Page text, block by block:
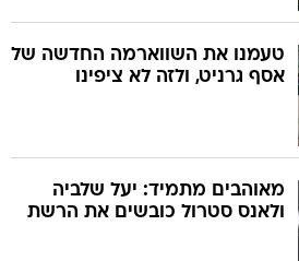
טעמנו את השווארמה החדשה של
אסף גרניט, ולזה לא ציפינו
מאוהבים מתמיד: יעל שלביה
ולאנס סטרול כובשים את הרשת